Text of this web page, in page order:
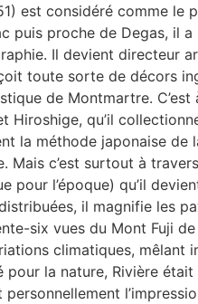
est considéré comme le
puis proche de Degas, il
Il devient directeur
toute sorte de décors
de Montmartre.
Hiroshige, qu’il
la méthode japonaise
Mais c’est surtout à
pour l’époque) qu’il
il magnifie les
six vues du Mont Fuji
climatiques,
pour la nature, Rivière